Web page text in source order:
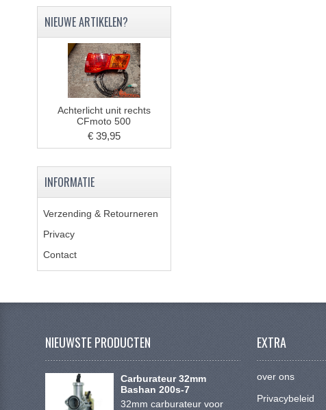
NIEUWE ARTIKELEN?
Achterlicht unit rechts
CFmoto 500
€ 39,95
INFORMATIE
Verzending & Retourneren
Privacy
Contact
NIEUWSTE PRODUCTEN
Carburateur 32mm
Bashan 200s-7
32mm carburateur voor
EXTRA
over ons
Privacybeleid